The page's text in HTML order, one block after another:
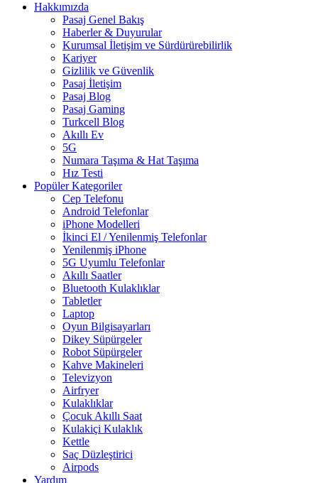
Hakkımızda
Pasaj Genel Bakış
Haberler & Duyurular
Kurumsal İletişim ve Sürdürürebilirlik
Kariyer
Gizlilik ve Güvenlik
Pasaj İletişim
Pasaj Blog
Pasaj Gaming
Turkcell Blog
Akıllı Ev
5G
Numara Taşıma & Hat Taşıma
Hız Testi
Popüler Kategoriler
Cep Telefonu
Android Telefonlar
iPhone Modelleri
İkinci El / Yenilenmiş Telefonlar
Yenilenmiş iPhone
5G Uyumlu Telefonlar
Akıllı Saatler
Bluetooth Kulaklıklar
Tabletler
Laptop
Oyun Bilgisayarları
Dikey Süpürgeler
Robot Süpürgeler
Kahve Makineleri
Televizyon
Airfryer
Kulaklıklar
Çocuk Akıllı Saat
Kulakiçi Kulaklık
Kettle
Saç Düzleştirici
Airpods
Yardım